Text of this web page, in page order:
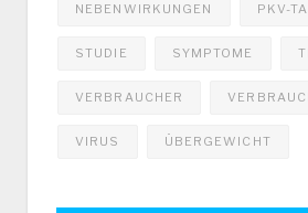
NEBENWIRKUNGEN PKV-
STUDIE SYMPTOME
VERBRAUCHER
VIRUS ÜBERGEWICHT